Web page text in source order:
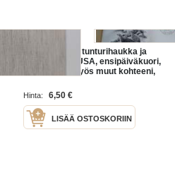
Arctic Tundra, tunturihaukka ja
riekko, 2003, USA, ensipäiväkuori,
FDC. Katso myös muut kohteeni,
amerikkalaista ensipäiväkuorta
Hinta: 6,50 €
LISÄÄ OSTOSKORIIN